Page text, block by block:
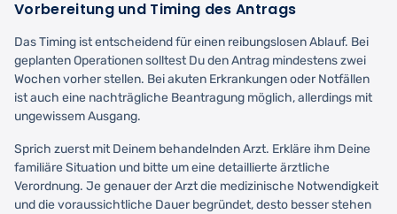
Vorbereitung und Timing des Antrags
Das Timing ist entscheidend für einen reibungslosen Ablauf. Bei
geplanten Operationen solltest Du den Antrag mindestens zwei
Wochen vorher stellen. Bei akuten Erkrankungen oder Notfällen
ist auch eine nachträgliche Beantragung möglich, allerdings mit
ungewissem Ausgang.
Sprich zuerst mit Deinem behandelnden Arzt. Erkläre ihm Deine
familiäre Situation und bitte um eine detaillierte ärztliche
Verordnung. Je genauer der Arzt die medizinische Notwendigkeit
und die voraussichtliche Dauer begründet, desto besser stehen